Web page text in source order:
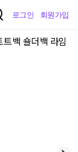
로그인 회원가입